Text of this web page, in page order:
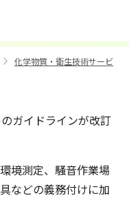
>化学物質・衛生技術サービ
ガイドラインが改訂
境測定、騒音作業場
などの義務付けに加